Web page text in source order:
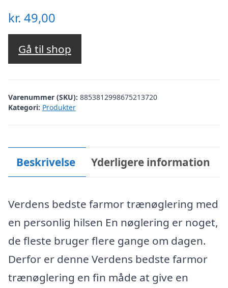
kr. 49,00
Gå til shop
Varenummer (SKU): 8853812998675213720
Kategori: Produkter
Beskrivelse Yderligere information
Verdens bedste farmor trænøglering med
en personlig hilsen En nøglering er noget,
de fleste bruger flere gange om dagen.
Derfor er denne Verdens bedste farmor
trænøglering en fin måde at give en